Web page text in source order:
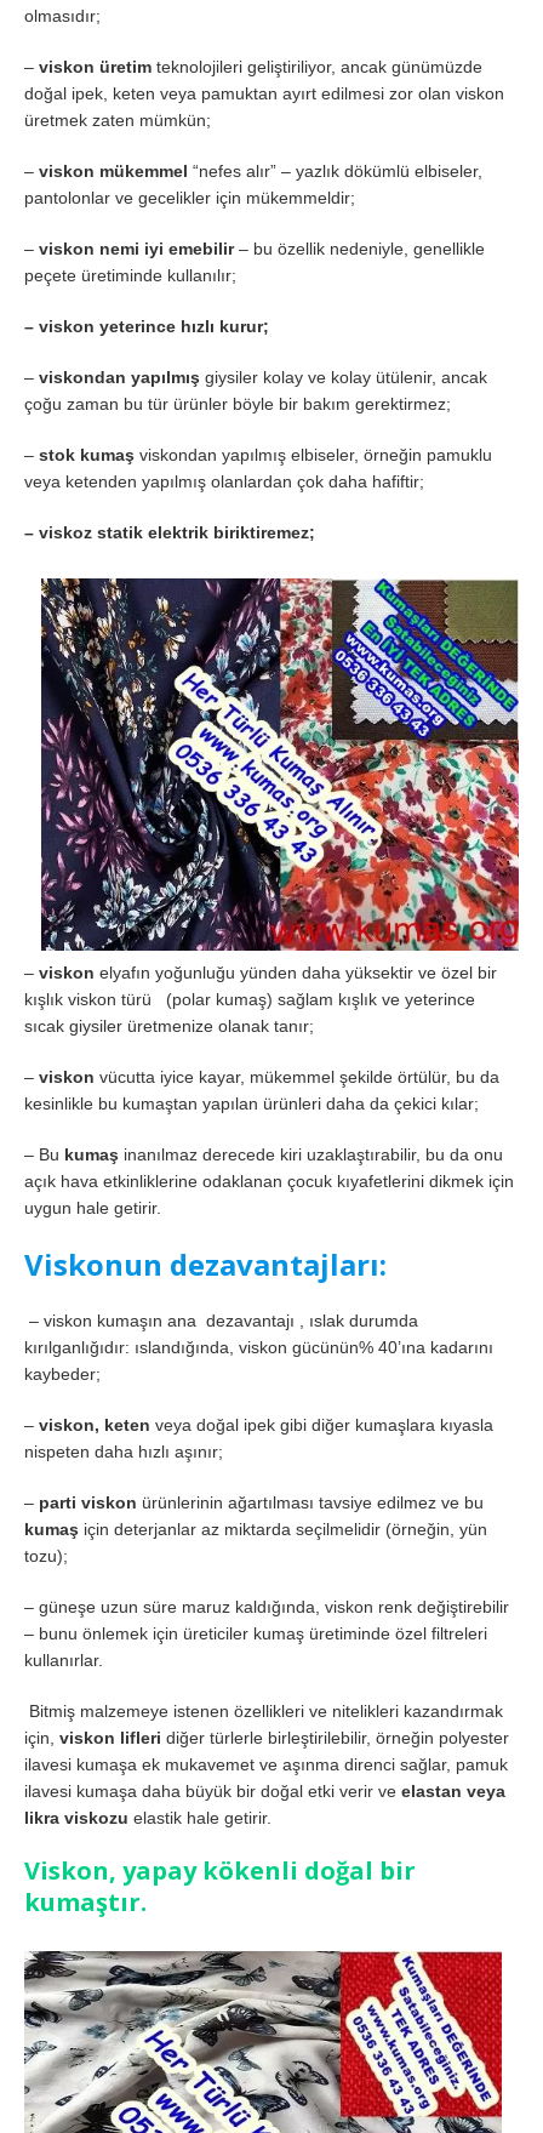
olmasıdır;
– viskon üretim teknolojileri geliştiriliyor, ancak günümüzde
doğal ipek, keten veya pamuktan ayırt edilmesi zor olan viskon
üretmek zaten mümkün;
– viskon mükemmel “nefes alır” – yazlık dökümlü elbiseler,
pantolonlar ve gecelikler için mükemmeldir;
– viskon nemi iyi emebilir– bu özellik nedeniyle, genellikle
peçete üretiminde kullanılır;
– viskon yeterince hızlı kurur;
– viskondan yapılmış giysiler kolay ve kolay ütülenir, ancak
çoğu zaman bu tür ürünler böyle bir bakım gerektirmez;
– stok kumaş viskondan yapılmış elbiseler, örneğin pamuklu
veya ketenden yapılmış olanlardan çok daha hafiftir;
– viskoz statik elektrik biriktiremez;
– viskon elyafın yoğunluğu yünden daha yüksektir ve özel bir
kışlık viskon türü (polar kumaş) sağlam kışlık ve yeterince
sıcak giysiler üretmenize olanak tanır;
– viskon vücutta iyice kayar, mükemmel şekilde örtülür, bu da
kesinlikle bu kumaştan yapılan ürünleri daha da çekici kılar;
– Bu kumaş inanılmaz derecede kiri uzaklaştırabilir, bu da onu
açık hava etkinliklerine odaklanan çocuk kıyafetlerini dikmek için
uygun hale getirir.
Viskonun dezavantajları:
– viskon kumaşın ana dezavantajı , ıslak durumda
kırılganlığıdır: ıslandığında, viskon gücünün% 40’ına kadarını
kaybeder;
– viskon, keten veya doğal ipek gibi diğer kumaşlara kıyasla
nispeten daha hızlı aşınır;
– parti viskon ürünlerinin ağartılması tavsiye edilmez ve bu
kumaş için deterjanlar az miktarda seçilmelidir (örneğin, yün
tozu);
– güneşe uzun süre maruz kaldığında, viskon renk değiştirebilir
– bunu önlemek için üreticiler kumaş üretiminde özel filtreleri
kullanırlar.
Bitmiş malzemeye istenen özellikleri ve nitelikleri kazandırmak
için, viskon lifleri diğer türlerle birleştirilebilir, örneğin polyester
ilavesi kumaşa ek mukavemet ve aşınma direnci sağlar, pamuk
ilavesi kumaşa daha büyük bir doğal etki verir ve elastan veya
likra viskozu elastik hale getirir.
Viskon, yapay kökenli doğal bir
kumaştır.